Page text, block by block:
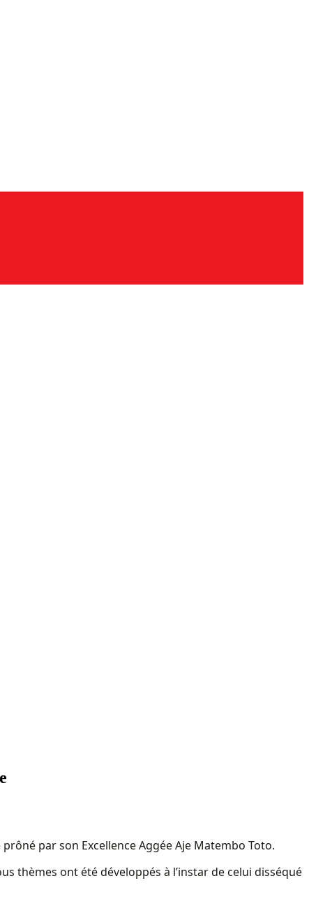
par son Excellence Aggée Aje Matembo Toto.
thèmes ont été développés à l’instar de celui disséqué